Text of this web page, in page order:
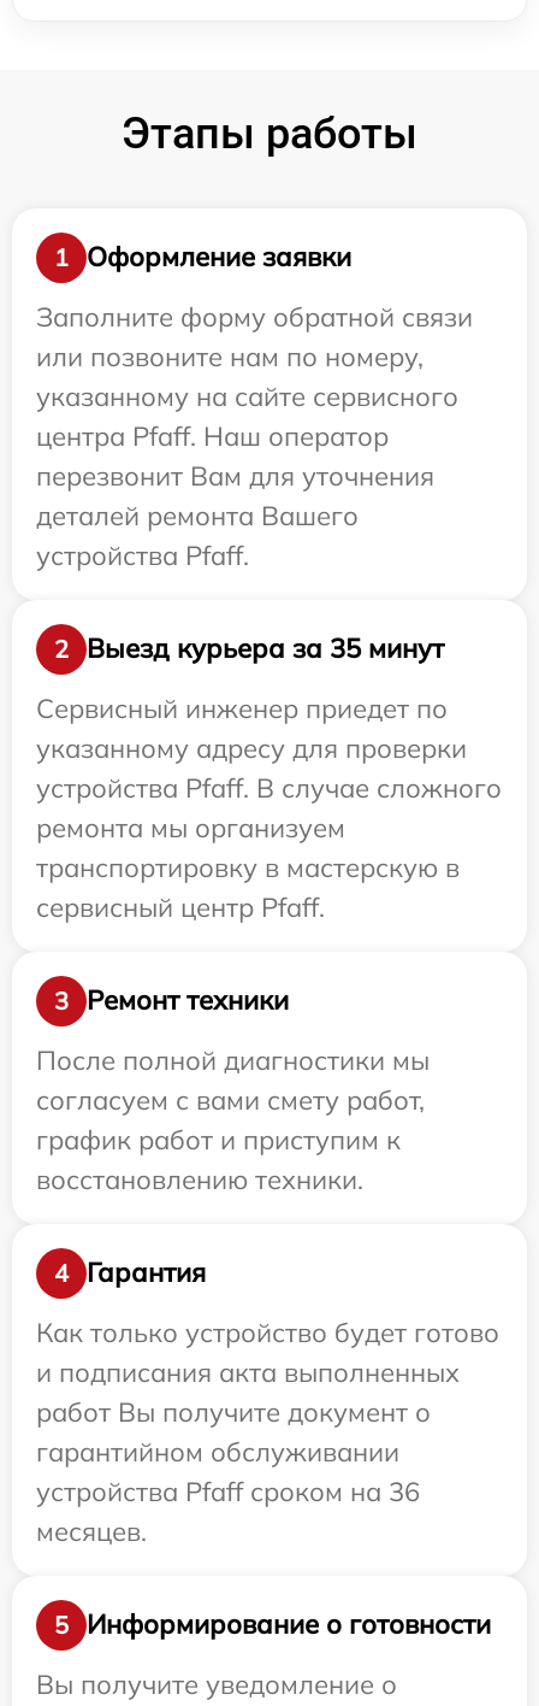
Этапы работы
1
Оформление заявки
Заполните форму обратной связи
или позвоните нам по номеру,
указанному на сайте сервисного
центра Pfaff. Наш оператор
перезвонит Вам для уточнения
деталей ремонта Вашего
устройства Pfaff.
2
Выезд курьера за 35 минут
Сервисный инженер приедет по
указанному адресу для проверки
устройства Pfaff. В случае сложного
ремонта мы организуем
транспортировку в мастерскую в
сервисный центр Pfaff.
3
Ремонт техники
После полной диагностики мы
согласуем с вами смету работ,
график работ и приступим к
восстановлению техники.
4
Гарантия
Как только устройство будет готово
и подписания акта выполненных
работ Вы получите документ о
гарантийном обслуживании
устройства Pfaff сроком на 36
месяцев.
5
Информирование о готовности
Вы получите уведомление о